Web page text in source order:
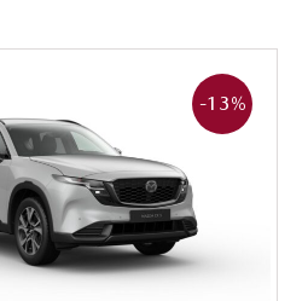
-13%